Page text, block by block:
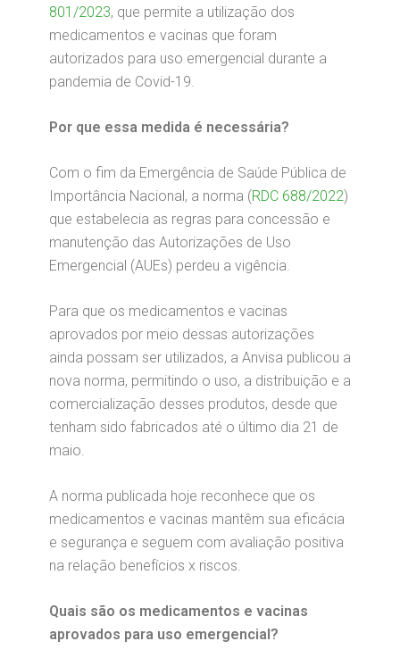
801/2023, que permite a utilização dos
medicamentos e vacinas que foram
autorizados para uso emergencial durante a
pandemia de Covid-19.
Por que essa medida é necessária?
Com o fim da Emergência de Saúde Pública de
Importância Nacional, a norma (RDC 688/2022)
que estabelecia as regras para concessão e
manutenção das Autorizações de Uso
Emergencial (AUEs) perdeu a vigência.
Para que os medicamentos e vacinas
aprovados por meio dessas autorizações
ainda possam ser utilizados, a Anvisa publicou a
nova norma, permitindo o uso, a distribuição e a
comercialização desses produtos, desde que
tenham sido fabricados até o último dia 21 de
maio.
A norma publicada hoje reconhece que os
medicamentos e vacinas mantêm sua eficácia
e segurança e seguem com avaliação positiva
na relação benefícios x riscos.
Quais são os medicamentos e vacinas
aprovados para uso emergencial?